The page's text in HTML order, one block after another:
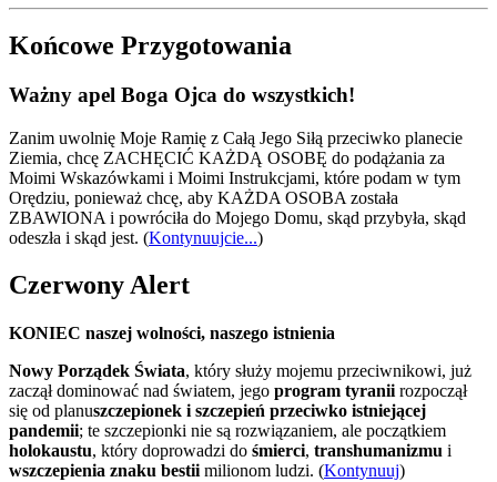
Końcowe Przygotowania
Ważny apel Boga Ojca do wszystkich!
Zanim uwolnię Moje Ramię z Całą Jego Siłą przeciwko planecie
Ziemia, chcę ZACHĘCIĆ KAŻDĄ OSOBĘ do podążania za
Moimi Wskazówkami i Moimi Instrukcjami, które podam w tym
Orędziu, ponieważ chcę, aby KAŻDA OSOBA została
ZBAWIONA i powróciła do Mojego Domu, skąd przybyła, skąd
odeszła i skąd jest. (Kontynuujcie...)
Czerwony Alert
KONIEC naszej wolności, naszego istnienia
Nowy Porządek Świata, który służy mojemu przeciwnikowi, już
zaczął dominować nad światem, jego program tyranii rozpoczął
się od planuszczepionek i szczepień przeciwko istniejącej
pandemii; te szczepionki nie są rozwiązaniem, ale początkiem
holokaustu, który doprowadzi do śmierci, transhumanizmu i
wszczepienia znaku bestii milionom ludzi. (Kontynuuj)